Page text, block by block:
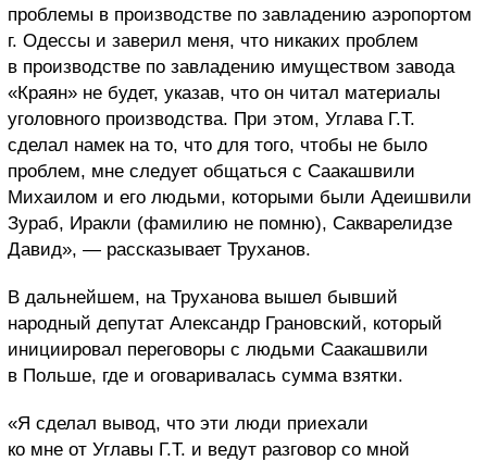
проблемы в производстве по завладению аэропортом
г. Одессы и заверил меня, что никаких проблем
в производстве по завладению имуществом завода
«Краян» не будет, указав, что он читал материалы
уголовного производства. При этом, Углава Г.Т.
сделал намек на то, что для того, чтобы не было
проблем, мне следует общаться с Саакашвили
Михаилом и его людьми, которыми были Адеишвили
Зураб, Иракли (фамилию не помню), Сакварелидзе
Давид», — рассказывает Труханов.
В дальнейшем, на Труханова вышел бывший
народный депутат Александр Грановский, который
инициировал переговоры с людьми Саакашвили
в Польше, где и оговаривалась сумма взятки.
«Я сделал вывод, что эти люди приехали
ко мне от Углавы Г.Т. и ведут разговор со мной